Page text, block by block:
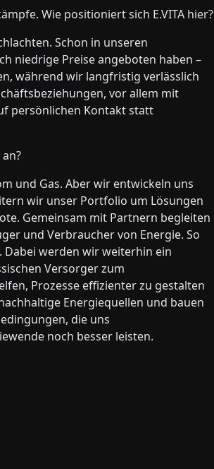
Wie positioniert sich E.VITA hier?
Schon in unseren
niedrige Preise angeboten haben –
während wir langfristig verlässlich
vor allem mit
persönlichen Kontakt statt
und Gas. Aber wir entwickeln uns
wir unser Portfolio um Lösungen
Gemeinsam mit Partnern begleiten
und Verbraucher von Energie. So
werden wir weiterhin ein
Versorger zum
Prozesse effizienter zu gestalten
Energiequellen und bauen
die uns
noch besser leisten.